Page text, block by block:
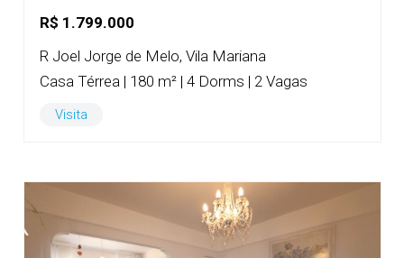
R$ 1.799.000
R Joel Jorge de Melo, Vila Mariana
Casa Térrea | 180 m² | 4 Dorms | 2 Vagas
Visita